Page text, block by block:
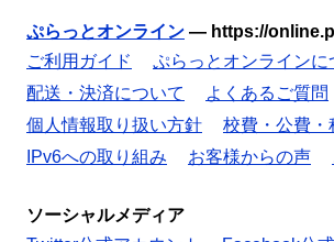
ぷらっとオンライン — https://
ご利用ガイド
ぷらっとオンラインに
配送・決済について
よくあるご質問
個人情報取り扱い方針
校費・公費・
IPv6への取り組み
お客様からの声
ソーシャルメディア